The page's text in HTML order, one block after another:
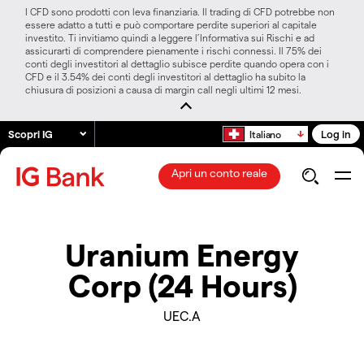
I CFD sono prodotti con leva finanziaria. Il trading di CFD potrebbe non
essere adatto a tutti e può comportare perdite superiori al capitale
investito. Ti invitiamo quindi a leggere l’Informativa sui Rischi e ad
assicurarti di comprendere pienamente i rischi connessi. Il 75% dei
conti degli investitori al dettaglio subisce perdite quando opera con i
CFD e il 3.54% dei conti degli investitori al dettaglio ha subito la
chiusura di posizioni a causa di margin call negli ultimi 12 mesi.
Scopri IG Italiano Log in
Apri un conto reale
Uranium Energy
Corp (24 Hours)
UEC.A